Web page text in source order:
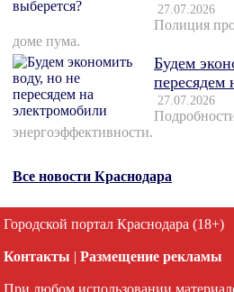
27.07.2026
Полиция
доме пума.
Будем
пересядем
27.07.2026
энергоэффективности.
Все новости Краснодара
Городской портал Краснодара (18+)
Контакты | Размещение рекламы
При любом использовании